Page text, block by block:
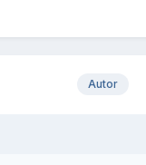
Autor